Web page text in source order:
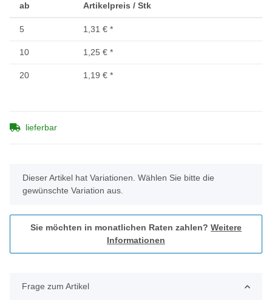
ab Artikelpreis / Stk
5 1,31 € *
10 1,25 € *
20 1,19 € *
lieferbar
x
Dieser Artikel hat Variationen. Wählen Sie bitte die
gewünschte Variation aus.
Sie möchten in monatlichen Raten zahlen? Weitere
Informationen
Frage zum Artikel